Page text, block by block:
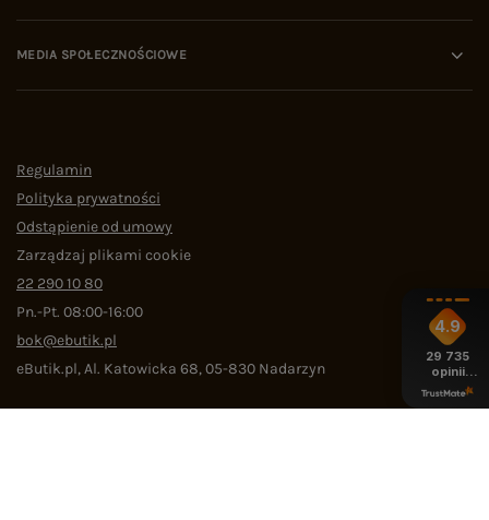
MEDIA SPOŁECZNOŚCIOWE
Regulamin
Polityka prywatności
Odstąpienie od umowy
Zarządzaj plikami cookie
22 290 10 80
Pn.-Pt. 08:00-16:00
bok@ebutik.pl
eButik.pl,Al. Katowicka 68,05-830 Nadarzyn
4.9
29 735
opinii
z całego